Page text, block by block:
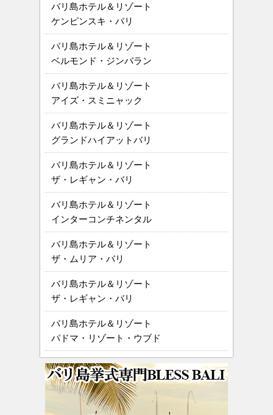
バリ島ホテル＆リゾート
ケンピンスキ・バリ
バリ島ホテル＆リゾート
ベルモンド・ジンバラン
バリ島ホテル＆リゾート
アイズ・スミニャック
バリ島ホテル＆リゾート
グランドハイアットバリ
バリ島ホテル＆リゾート
ザ・レギャン・バリ
バリ島ホテル＆リゾート
インターコンチネンタル
バリ島ホテル＆リゾート
ザ・ムリア・バリ
バリ島ホテル＆リゾート
ザ・レギャン・バリ
バリ島ホテル＆リゾート
パドマ・リゾート・ウブド